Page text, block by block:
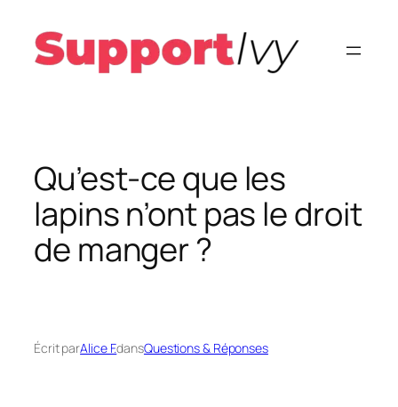
contenu
Qu’est-ce que les
lapins n’ont pas le droit
de manger ?
Écrit parAlice F.dansQuestions & Réponses